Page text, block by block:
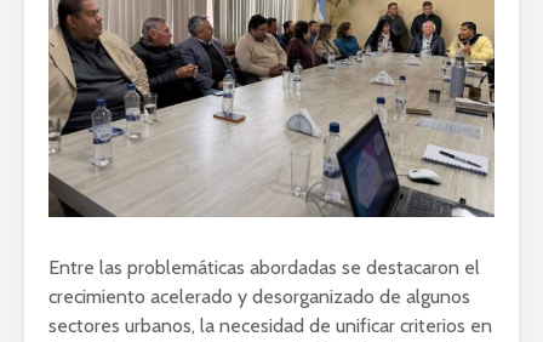
Entre las problemáticas abordadas se destacaron el
crecimiento acelerado y desorganizado de algunos
sectores urbanos, la necesidad de unificar criterios en